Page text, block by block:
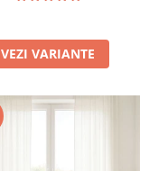
VEZI VARIANTE